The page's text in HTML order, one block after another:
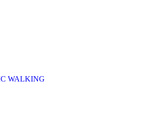
WALKING